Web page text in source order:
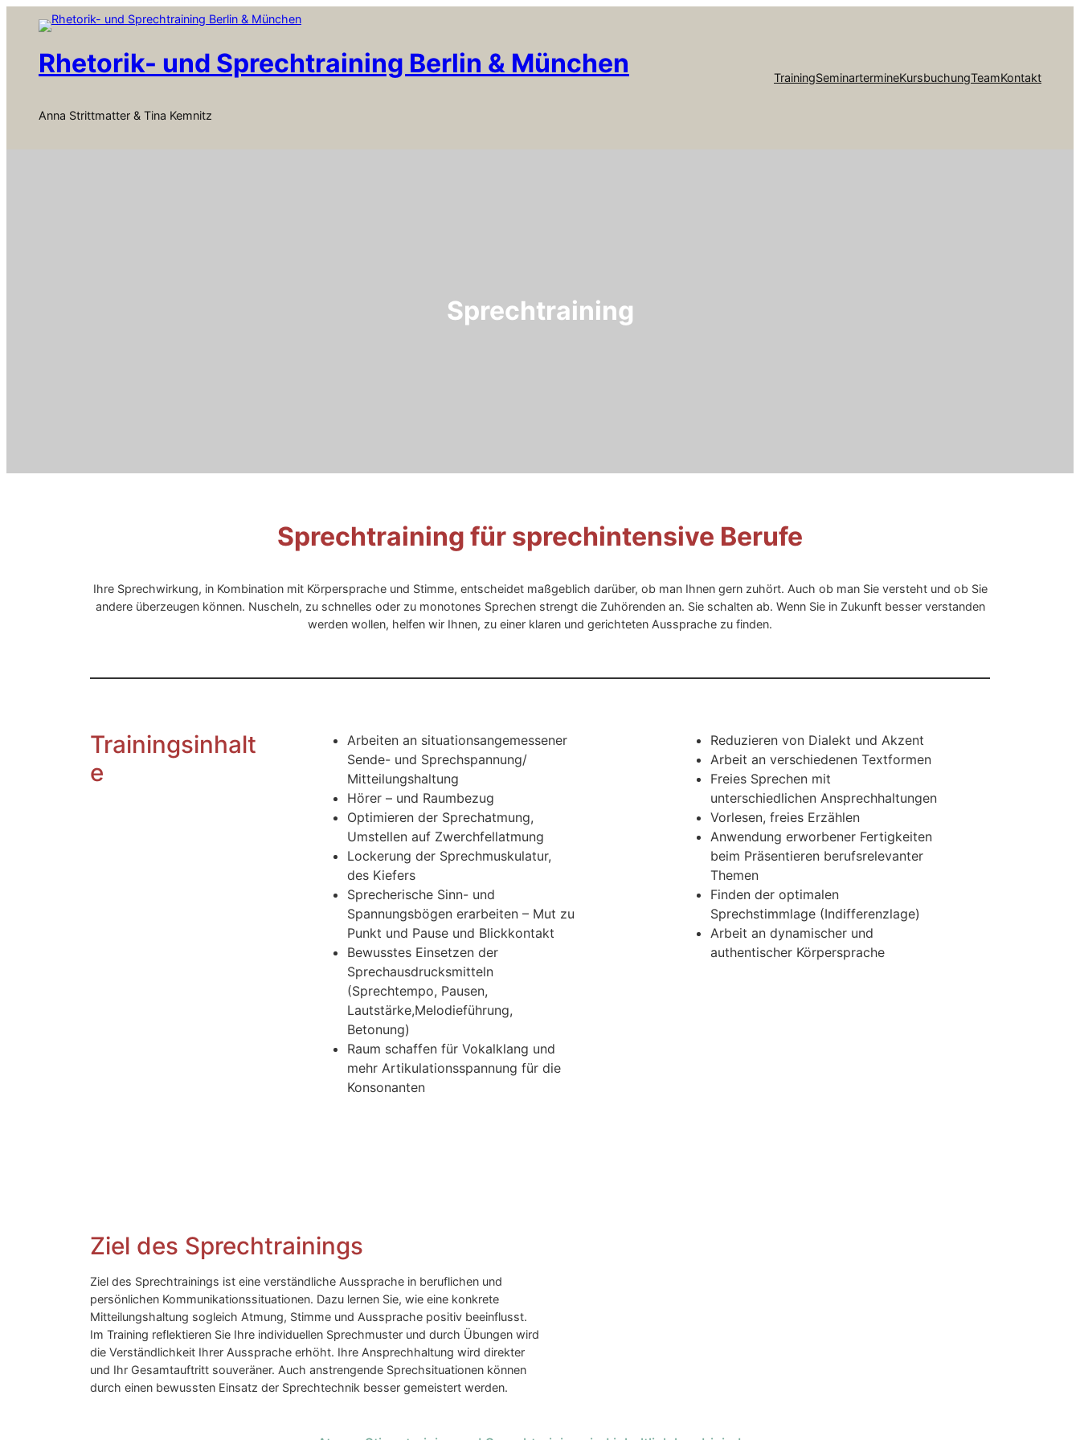
Rhetorik- und Sprechtraining Berlin & München
Anna Strittmatter & Tina Kemnitz
TrainingSeminartermineKursbuchungTeamKontakt
Sprechtraining
Sprechtraining für sprechintensive Berufe
Ihre Sprechwirkung, in Kombination mit Körpersprache und Stimme, entscheidet maßgeblich darüber, ob man Ihnen gern zuhört. Auch ob man Sie versteht und ob Sie
andere überzeugen können. Nuscheln, zu schnelles oder zu monotones Sprechen strengt die Zuhörenden an. Sie schalten ab. Wenn Sie in Zukunft besser verstanden
werden wollen, helfen wir Ihnen, zu einer klaren und gerichteten Aussprache zu finden.
Trainingsinhalt
e
Arbeiten an situationsangemessener
Sende- und Sprechspannung/
Mitteilungshaltung
Hörer – und Raumbezug
Optimieren der Sprechatmung,
Umstellen auf Zwerchfellatmung
Lockerung der Sprechmuskulatur,
des Kiefers
Sprecherische Sinn- und
Spannungsbögen erarbeiten – Mut zu
Punkt und Pause und Blickkontakt
Bewusstes Einsetzen der
Sprechausdrucksmitteln
(Sprechtempo, Pausen,
Lautstärke,Melodieführung,
Betonung)
Raum schaffen für Vokalklang und
mehr Artikulationsspannung für die
Konsonanten
Reduzieren von Dialekt und Akzent
Arbeit an verschiedenen Textformen
Freies Sprechen mit
unterschiedlichen Ansprechhaltungen
Vorlesen, freies Erzählen
Anwendung erworbener Fertigkeiten
beim Präsentieren berufsrelevanter
Themen
Finden der optimalen
Sprechstimmlage (Indifferenzlage)
Arbeit an dynamischer und
authentischer Körpersprache
Ziel des Sprechtrainings
Ziel des Sprechtrainings ist eine verständliche Aussprache in beruflichen und
persönlichen Kommunikationssituationen. Dazu lernen Sie, wie eine konkrete
Mitteilungshaltung sogleich Atmung, Stimme und Aussprache positiv beeinflusst.
Im Training reflektieren Sie Ihre individuellen Sprechmuster und durch Übungen wird
die Verständlichkeit Ihrer Aussprache erhöht. Ihre Ansprechhaltung wird direkter
und Ihr Gesamtauftritt souveräner. Auch anstrengende Sprechsituationen können
durch einen bewussten Einsatz der Sprechtechnik besser gemeistert werden.